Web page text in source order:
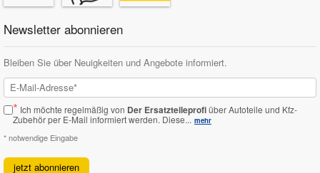
Newsletter abonnieren
Bleiben Sie über Neuigkeiten und Angebote informiert.
* Ich möchte regelmäßig von Der Ersatzteileprofiüber Autoteile und Kfz-
Zubehör per E-Mail informiert werden. Diese... mehr
* notwendige Eingabe
jetzt abonnieren